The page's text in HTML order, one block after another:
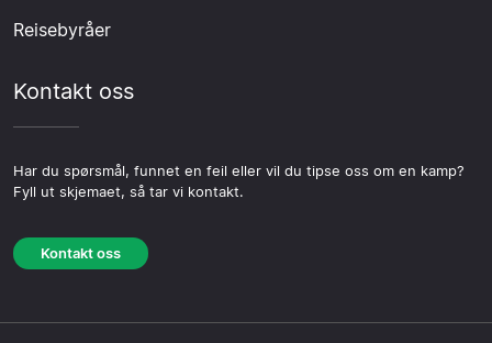
Reisebyråer
Kontakt oss
Har du spørsmål, funnet en feil eller vil du tipse oss om en kamp?
Fyll ut skjemaet, så tar vi kontakt.
Kontakt oss